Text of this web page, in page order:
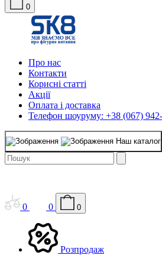
0
Про нас
Контакти
Корисні статті
Акції
Оплата і доставка
Телефон шоуруму: +38 (067)
Наш каталог
0 0 0
Розпродаж